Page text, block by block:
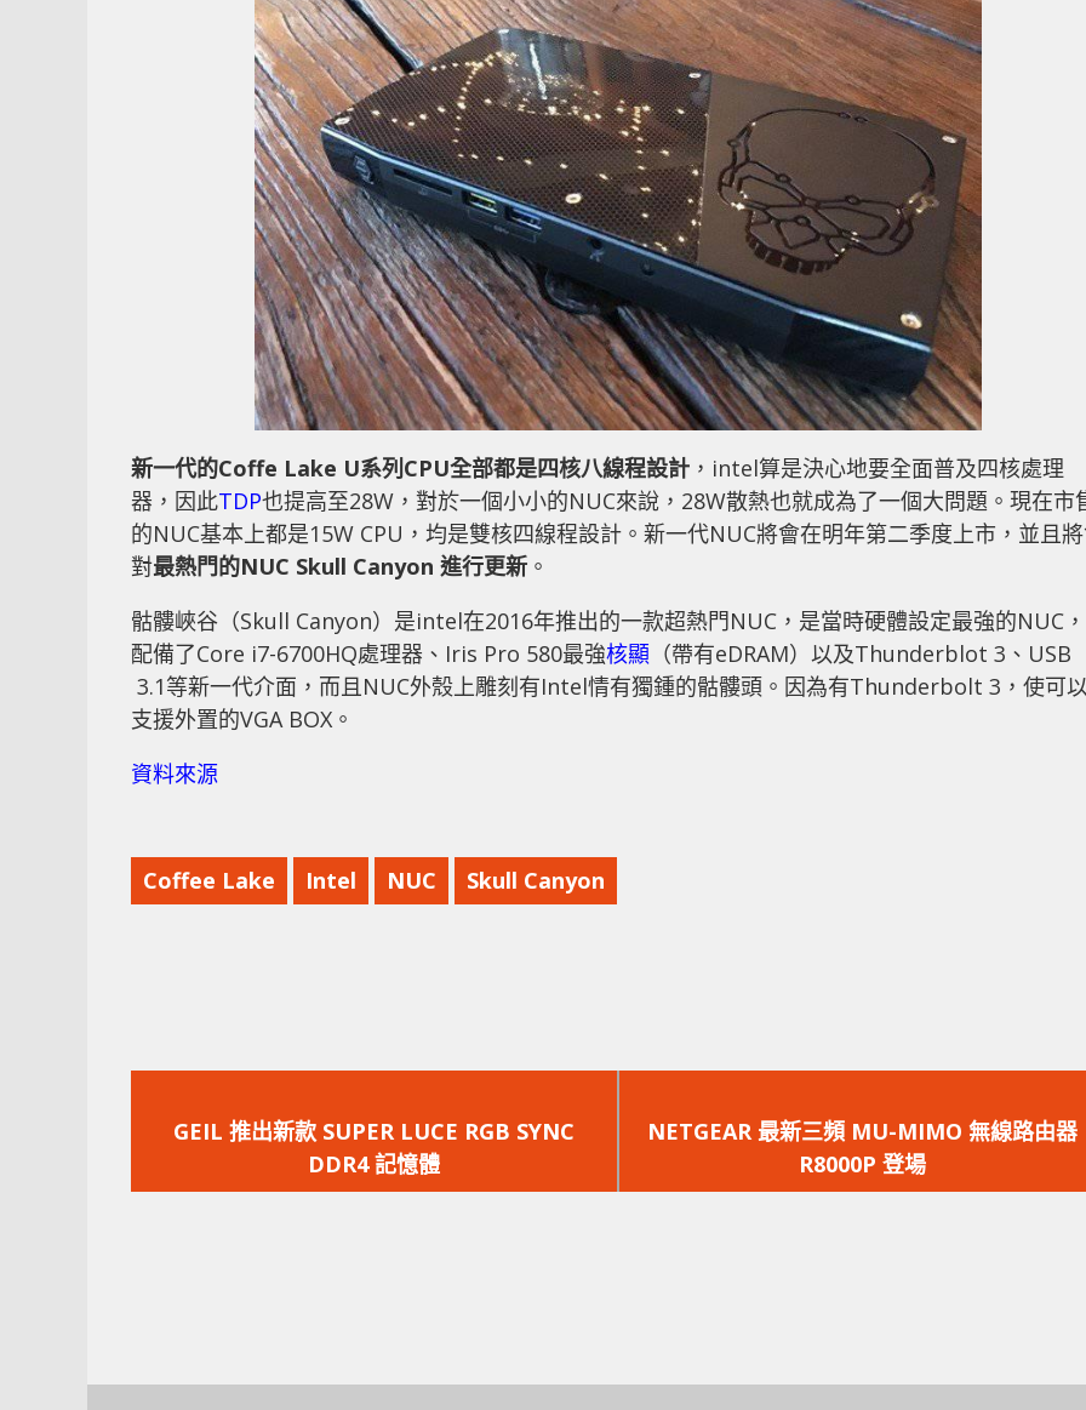
新一代的Coffe Lake U系列 CPU全部都是四核八線程設計 ，intel算是決心地要全面普及四核處理
器，因此TDP也提高至28W，對於一個小小的NUC來說，28W散熱也就成為了一個大問題。現在市
的NUC基本上都是15W CPU，均是雙核四線程設計。新一代NUC將會在明年第二季度上市，並且
對最熱門的NUC Skull Canyon 進行更新 。
骷髏峽谷（Skull Canyon）是intel在2016年推出的一款超熱門NUC，是當時硬體設定最強的NUC，
配備了Core i7-6700HQ處理器、Iris Pro 580最強核顯 （帶有eDRAM）以及Thunderblot 3、USB
3.1等新一代介面，而且NUC外殼上雕刻有Intel情有獨鍾的骷髏頭。因為有Thunderbolt 3，使可
支援外置的VGA BOX。
資料來源
Coffee Lake Intel NUC Skull Canyon
一
篇
文
GEIL 推出新款 SUPER LUCE RGB SYNC
DDR4 記憶體
一
篇
文
NETGEAR 最新三頻 MU-MIMO 無線路由器
R8000P 登場